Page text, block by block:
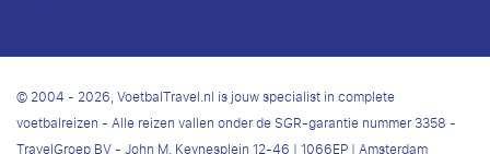
© 2004 - 2026, VoetbalTravel.nl is jouw specialist in complete
voetbalreizen - Alle reizen vallen onder de SGR-garantie nummer 3358 -